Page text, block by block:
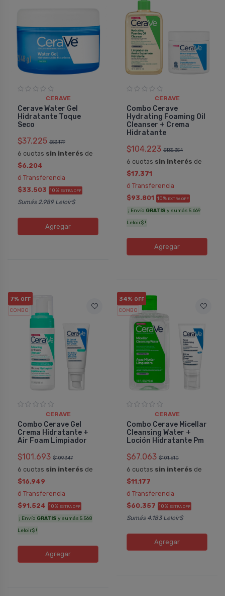
CERAVE
Cerave Water Gel
Hidratante Toque
Seco
$37.225 $53.179
6 cuotas sin interés de
$6.204
ó Transferencia
$33.503 10% EXTRA OFF
Sumás 2.989 Leloir$
Agregar
CERAVE
Combo Cerave
Hydrating Foaming Oil
Cleanser + Crema
Hidratante
$104.223 $135.354
6 cuotas sin interés de
$17.371
ó Transferencia
$93.801 10% EXTRA OFF
¡ Envío GRATIS y sumás 5.669
Leloir$ !
Agregar
7% OFF
COMBO
CERAVE
Combo Cerave Gel
Crema Hidratante +
Air Foam Limpiador
$101.693 $109.347
6 cuotas sin interés de
$16.949
ó Transferencia
$91.524 10% EXTRA OFF
¡ Envío GRATIS y sumás 5.568
Leloir$ !
Agregar
34% OFF
COMBO
CERAVE
Combo Cerave Micellar
Cleansing Water +
Loción Hidratante Pm
$67.063 $101.610
6 cuotas sin interés de
$11.177
ó Transferencia
$60.357 10% EXTRA OFF
Sumás 4.183 Leloir$
Agregar